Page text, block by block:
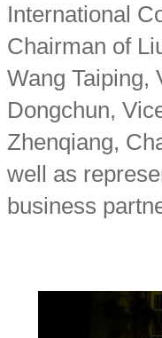
International
Chairman of
Wang Taiping,
Dongchun,
Zhenqiang,
well as
business